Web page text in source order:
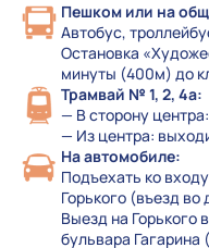
Пешком или на
Автобус,
Остановка
минуты (400м) до
Трамвай № 1, 2, 4а:
— В сторону
— Из центра:
На автомобиле:
Подъехать ко
Горького (въезд во
Выезд на Горького
бульвара